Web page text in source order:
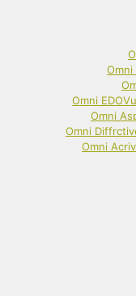
Omni
Omni
Omni
Omni
Omni